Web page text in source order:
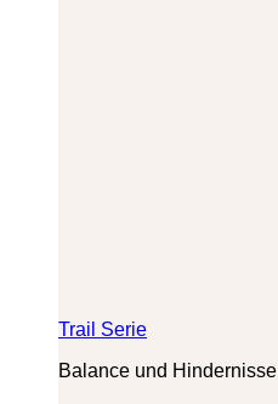
Trail Serie
Balance und Hindernisse